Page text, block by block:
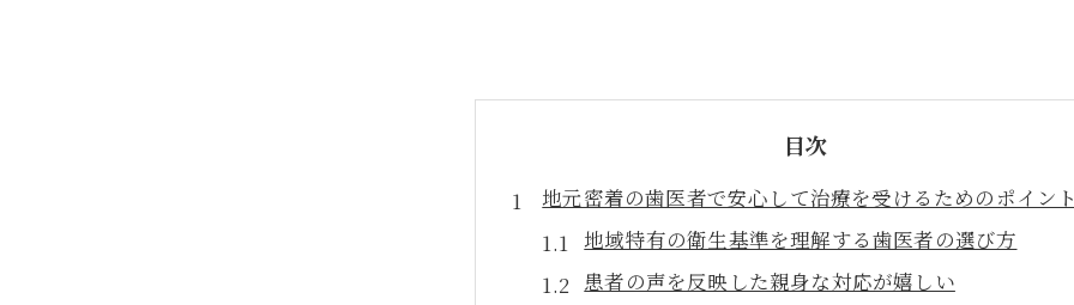
目次
地元密着の歯医者で安心して治療を受けるためのポイン
地域特有の衛生基準を理解する歯医者の選び方
患者の声を反映した親身な対応が嬉しい